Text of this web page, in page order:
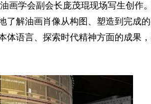
画学会副会长庞茂琨现场写生创作
了解油画肖像从构图、塑造到完成
体语言、探索时代精神方面的成果